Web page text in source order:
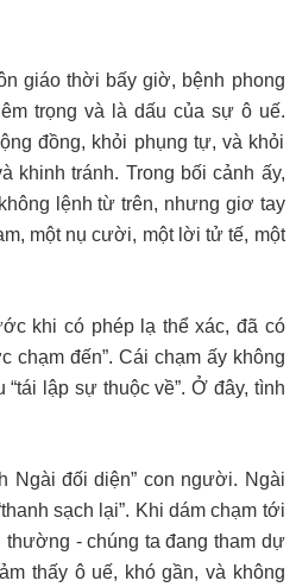
giáo thời bấy giờ, bệnh phong
trọng và là dấu của sự ô uế.
đồng, khỏi phụng tự, và khỏi
khinh tránh. Trong bối cảnh ấy,
lệnh từ trên, nhưng giơ tay
một nụ cười, một lời tử tế, một
khi có phép lạ thể xác, đã có
chạm đến”. Cái chạm ấy không
“tái lập sự thuộc về”. Ở đây, tình
Ngài đối diện” con người. Ngài
thanh sạch lại”. Khi dám chạm tới
thường -chúng ta đang tham dự
thấy ô uế, khó gần, và không